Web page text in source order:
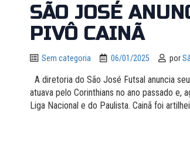
SÃO JOSÉ
PIVÔ CAINÃ
Sem categoria 06/01/2025 por
A diretoria do São José Futsal anuncia
atuava pelo Corinthians no ano passado e,
Liga Nacional e do Paulista. Cainã foi